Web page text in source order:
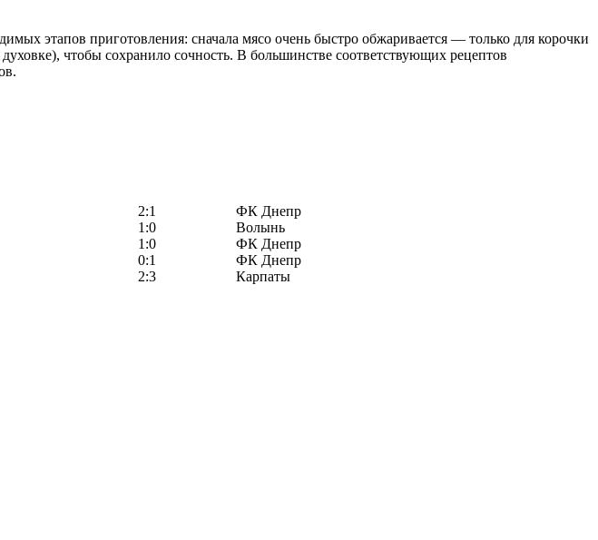
этапов приготовления: сначала мясо очень быстро обжаривается — только для корочки
чтобы сохранило сочность. В большинстве соответствующих рецептов
2:1
ФК Днепр
1:0
Волынь
1:0
ФК Днепр
0:1
ФК Днепр
2:3
Карпаты